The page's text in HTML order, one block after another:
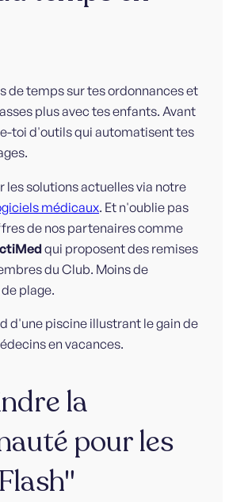
de temps sur tes ordonnances et
plus avec tes enfants. Avant
toi d'outils qui automatisent tes
les solutions actuelles via notre
médicaux. Et n'oublie pas
de nos partenaires comme
qui proposent des remises
du Club. Moins de
plage.
la
pour les